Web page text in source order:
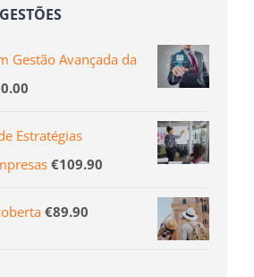
Gestão Avançada da
Estratégias
€109.90
€89.90